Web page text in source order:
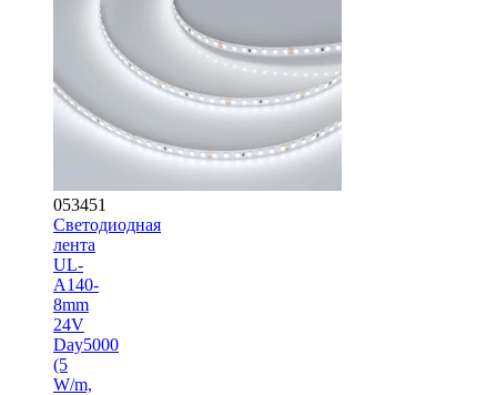
053451
Светодиодная
лента
UL-
A140-
8mm
24V
Day5000
(5
W/m,